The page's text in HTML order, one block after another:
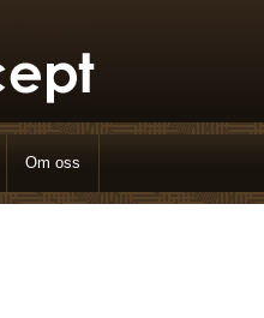
Om oss